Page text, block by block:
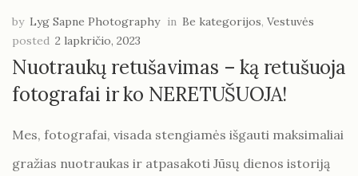
by Lyg Sapne Photography in Be kategorijos, Vestuvės
posted 2 lapkričio, 2023
Nuotraukų retušavimas – ką retušuoja
fotografai ir ko NERETUŠUOJA!
Mes, fotografai, visada stengiamės išgauti maksimaliai
gražias nuotraukas ir atpasakoti Jūsų dienos istoriją